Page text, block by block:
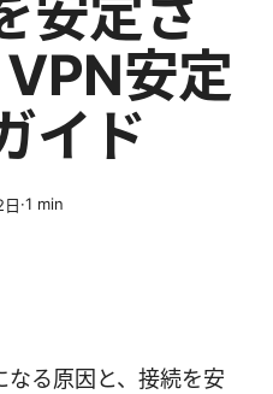
安定さ
安定
イド
·1 min
る原因と、接続を安